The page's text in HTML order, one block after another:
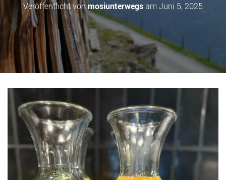
N
Veröffentlicht vonmosiunterwegsam Juni 5, 2025